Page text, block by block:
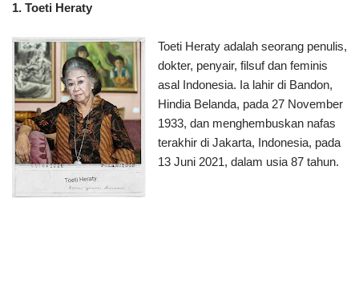
1. Toeti Heraty
Toeti Heraty adalah seorang penulis,
dokter, penyair, filsuf dan feminis
asal Indonesia. Ia lahir di Bandon,
Hindia Belanda, pada 27 November
1933, dan menghembuskan nafas
terakhir di Jakarta, Indonesia, pada
13 Juni 2021, dalam usia 87 tahun.